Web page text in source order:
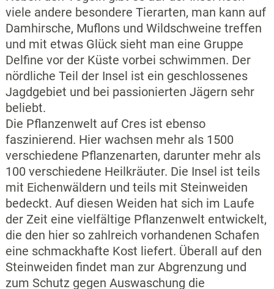
viele andere besondere Tierarten, man kann auf
Damhirsche, Muflons und Wildschweine treffen
und mit etwas Glück sieht man eine Gruppe
Delfine vor der Küste vorbei schwimmen. Der
nördliche Teil der Insel ist ein geschlossenes
Jagdgebiet und bei passionierten Jägern sehr
beliebt.
Die Pflanzenwelt auf Cres ist ebenso
faszinierend. Hier wachsen mehr als 1500
verschiedene Pflanzenarten, darunter mehr als
100 verschiedene Heilkräuter. Die Insel ist teils
mit Eichenwäldern und teils mit Steinweiden
bedeckt. Auf diesen Weiden hat sich im Laufe
der Zeit eine vielfältige Pflanzenwelt entwickelt,
die den hier so zahlreich vorhandenen Schafen
eine schmackhafte Kost liefert. Überall auf den
Steinweiden findet man zur Abgrenzung und
zum Schutz gegen Auswaschung die